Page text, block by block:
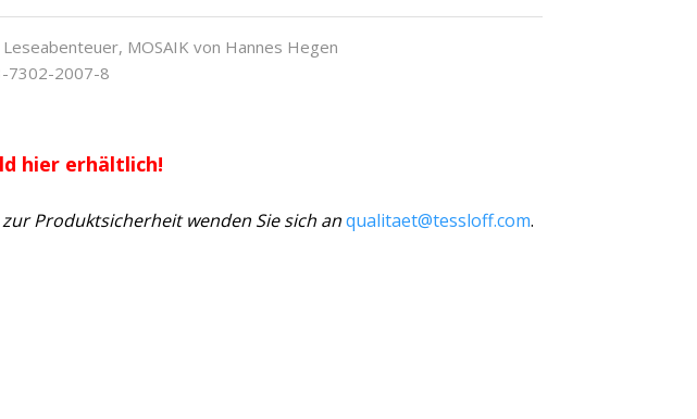
Leseabenteuer, MOSAIK von Hannes Hegen
7302-2007-8
hier erhältlich!
zur Produktsicherheit wenden Sie sich anqualitaet@tessloff.com.